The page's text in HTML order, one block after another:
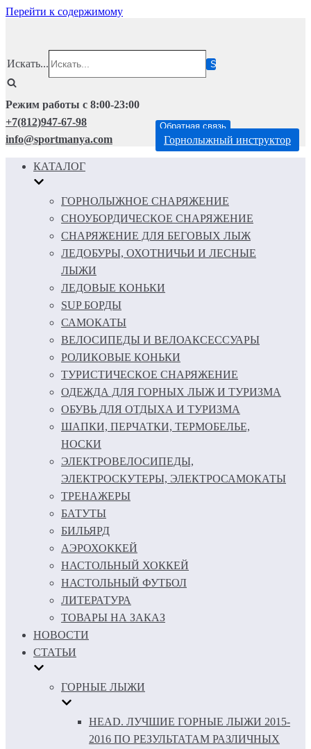
Перейти к содержимому
Искать...
Режим работы с 8:00-23:00
+7(812)947-67-98
info@sportmanya.com
Обратная связь
Горнолыжный инструктор
КАТАЛОГ
ГОРНОЛЫЖНОЕ СНАРЯЖЕНИЕ
СНОУБОРДИЧЕСКОЕ СНАРЯЖЕНИЕ
СНАРЯЖЕНИЕ ДЛЯ БЕГОВЫХ ЛЫЖ
ЛЕДОБУРЫ, ОХОТНИЧЬИ И ЛЕСНЫЕ
ЛЫЖИ
ЛЕДОВЫЕ КОНЬКИ
SUP БОРДЫ
САМОКАТЫ
ВЕЛОСИПЕДЫ И ВЕЛОАКСЕССУАРЫ
РОЛИКОВЫЕ КОНЬКИ
ТУРИСТИЧЕСКОЕ СНАРЯЖЕНИЕ
ОДЕЖДА ДЛЯ ГОРНЫХ ЛЫЖ И ТУРИЗМА
ОБУВЬ ДЛЯ ОТДЫХА И ТУРИЗМА
ШАПКИ, ПЕРЧАТКИ, ТЕРМОБЕЛЬЕ,
НОСКИ
ЭЛЕКТРОВЕЛОСИПЕДЫ,
ЭЛЕКТРОСКУТЕРЫ, ЭЛЕКТРОСАМОКАТЫ
ТРЕНАЖЕРЫ
БАТУТЫ
БИЛЬЯРД
АЭРОХОККЕЙ
НАСТОЛЬНЫЙ ХОККЕЙ
НАСТОЛЬНЫЙ ФУТБОЛ
ЛИТЕРАТУРА
ТОВАРЫ НА ЗАКАЗ
НОВОСТИ
СТАТЬИ
ГОРНЫЕ ЛЫЖИ
HEAD. ЛУЧШИЕ ГОРНЫЕ ЛЫЖИ 2015-
2016 ПО РЕЗУЛЬТАТАМ РАЗЛИЧНЫХ